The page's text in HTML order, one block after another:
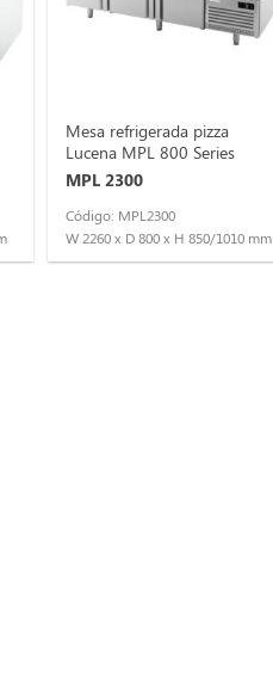
Mesa refrigerada pizza
Lucena MPL 800 Series
MPL 2300
Código: MPL2300
W 2260 x D 800 x H 850/1010 mm